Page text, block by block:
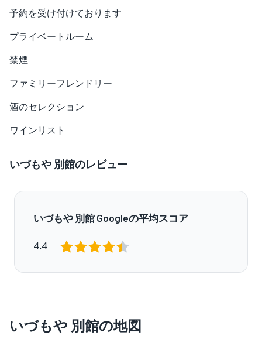
予約を受け付けております
プライベートルーム
禁煙
ファミリーフレンドリー
酒のセレクション
ワインリスト
いづもや 別館のレビュー
いづもや 別館 Googleの平均スコア
4.4
いづもや 別館の地図